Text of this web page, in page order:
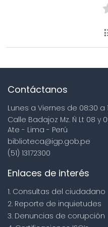
Contáctanos
Lunes a Viernes de 08:30 a
Calle Badajoz Mz. Ñ Lt 08 y
Ate - Lima - Perú
biblioteca@igp.gob.pe
(51) 13172300
Enlaces de interés
1. Consultas del ciudadano
2. Reporte de inquietudes
3. Denuncias de corupción